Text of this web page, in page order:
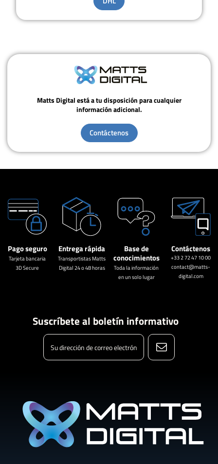
Matts Digital está a tu disposición para cualquier
información adicional.
Contáctenos
Pago seguro
Tarjeta bancaria
3D Secure
Entrega rápida
Transportistas Matts
Digital 24 o 48 horas
Base de
conocimientos
Toda la información
en un solo lugar
Contáctenos
+33 2 72 47 10 00
contact@matts-
digital.com
Suscríbete al boletín informativo